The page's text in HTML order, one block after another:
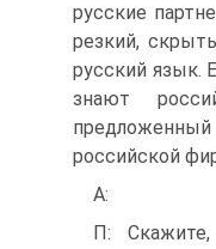
русские
резкий,
русский язык.
знают
российской
А:
П: